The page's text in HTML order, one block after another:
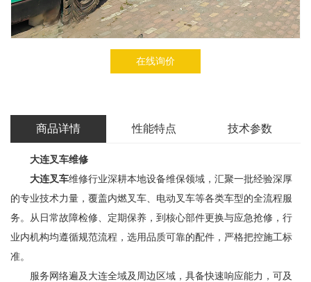
在线询价
商品详情 性能特点 技术参数
大连叉车维修
大连叉车维修行业深耕本地设备维保领域，汇聚一批经验深厚
的专业技术力量，覆盖内燃叉车、电动叉车等各类车型的全流程服
务。从日常故障检修、定期保养，到核心部件更换与应急抢修，行
业内机构均遵循规范流程，选用品质可靠的配件，严格把控施工标
准。
服务网络遍及大连全域及周边区域，具备快速响应能力，可及